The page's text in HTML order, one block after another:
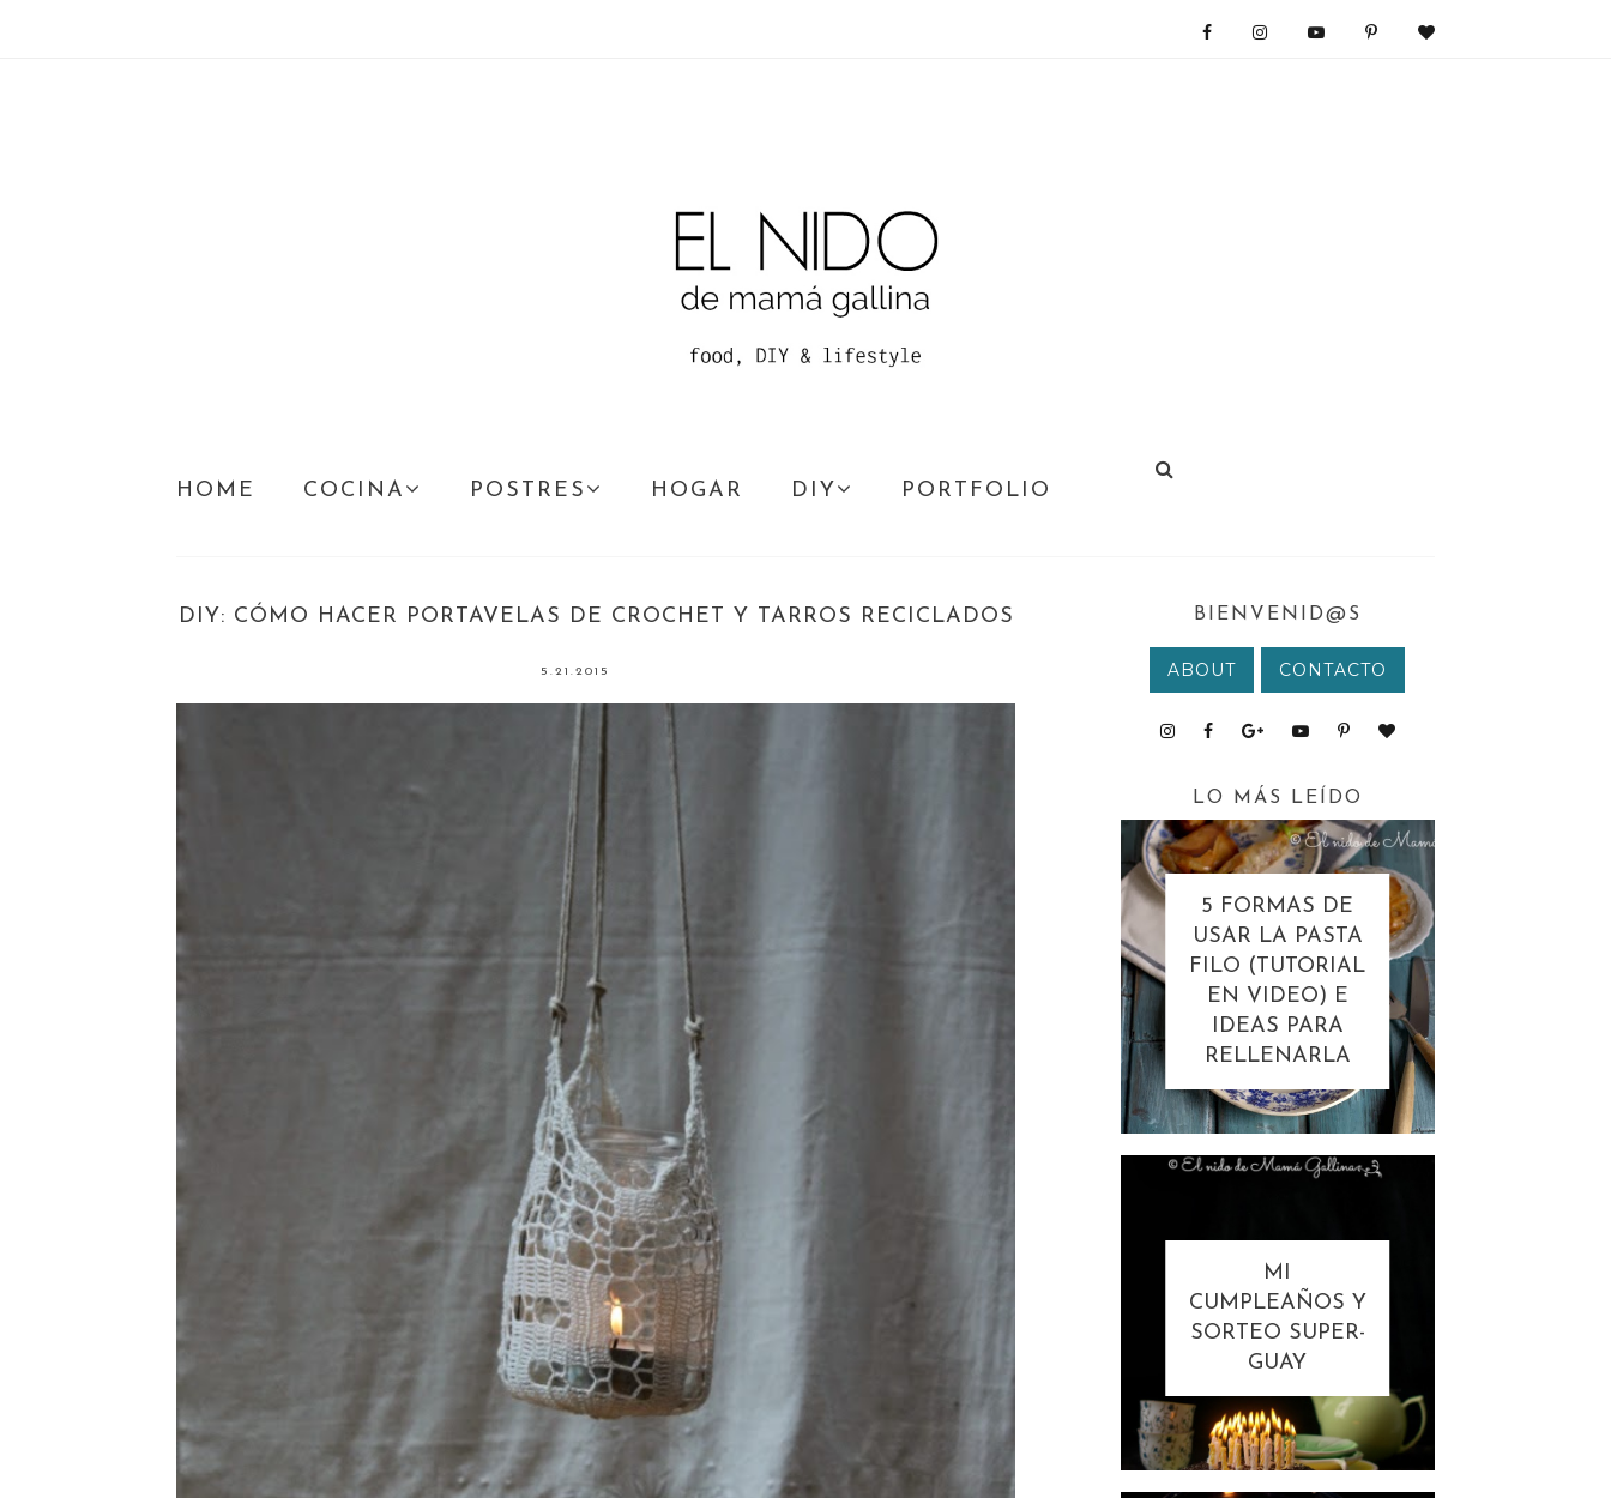
HOME COCINA POSTRES HOGAR DIY PORTFOLIO
DIY: CÓMO HACER PORTAVELAS DE CROCHET Y TARROS RECICLADOS
5.21.2015
BIENVENID@S
ABOUT CONTACTO
LO MÁS LEÍDO
5 FORMAS DE
USAR LA PASTA
FILO (TUTORIAL
EN VIDEO) E
IDEAS PARA
RELLENARLA
MI
CUMPLEAÑOS Y
SORTEO SUPER-
GUAY